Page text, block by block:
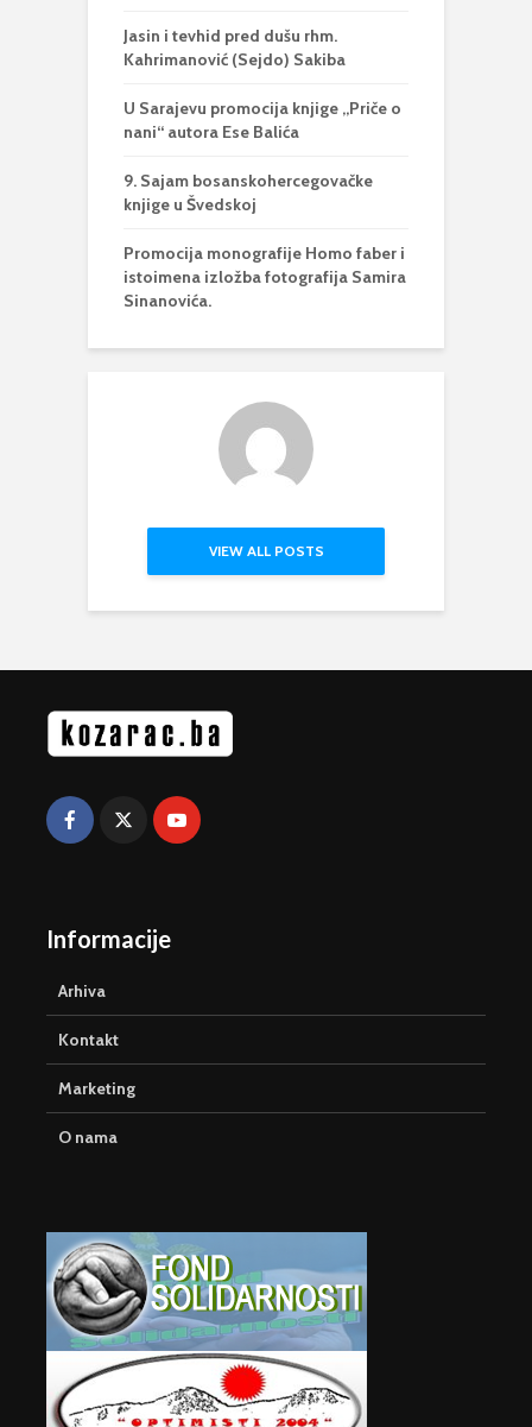
Jasin i tevhid pred dušu rhm.
Kahrimanović (Sejdo) Sakiba
U Sarajevu promocija knjige „Priče o
nani“ autora Ese Balića
9. Sajam bosanskohercegovačke
knjige u Švedskoj
Promocija monografije Homo faber i
istoimena izložba fotografija Samira
Sinanovića.
VIEW ALL POSTS
Informacije
Arhiva
Kontakt
Marketing
O nama